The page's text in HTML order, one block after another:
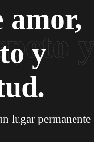
amor,
y
lugar permanente